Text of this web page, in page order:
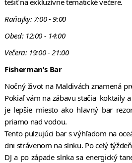
tešiť na exkluzívne tematické večere.
Raňajky: 7:00 - 9:00
Obed: 12:00 - 14:00
Večera: 19:00 - 21:00
Fisherman's Bar
Nočný život na Maldivách znamená
Pokiaľ vám na zábavu stačia koktaily
je lepšie miesto ako hlavný bar
priamo nad vodou.
Tento pulzujúci bar s výhľadom na
dni strávenom na slnku. Po celý
DJ a po západe slnka sa energický